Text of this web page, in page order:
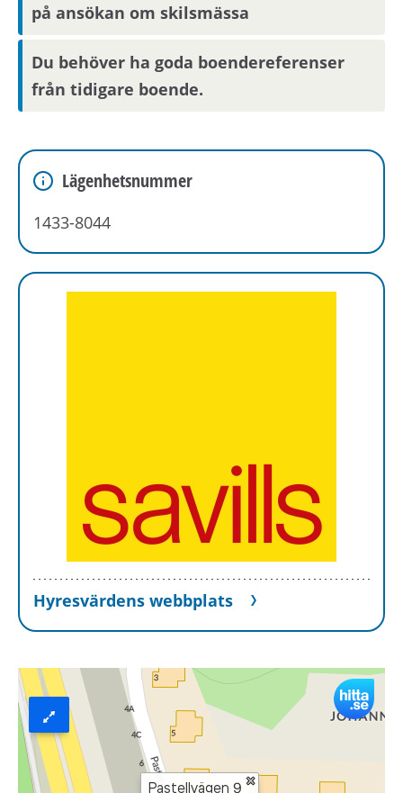
på ansökan om skilsmässa
Du behöver ha goda boendereferenser
från tidigare boende.
Lägenhetsnummer
1433-8044
Hyresvärdens webbplats